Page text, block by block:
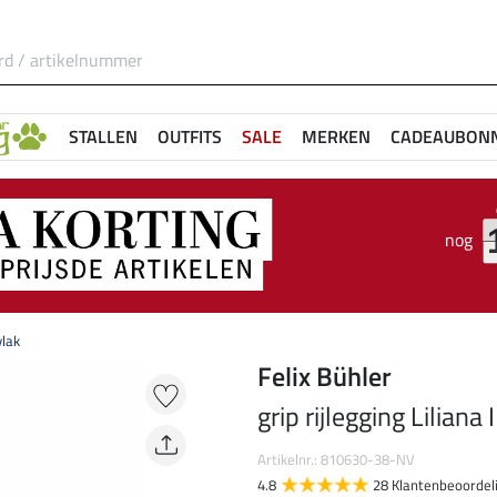
STALLEN OUTFITS SALE MERKEN
nog
Felix Bühler
grip rijlegging Liliana
Artikelnr.: 810630-38-NV
4.8
28